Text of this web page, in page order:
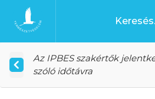
Ugrás a tartalomhoz
Főoldal
Az IPBES szakértők
szóló időtávra